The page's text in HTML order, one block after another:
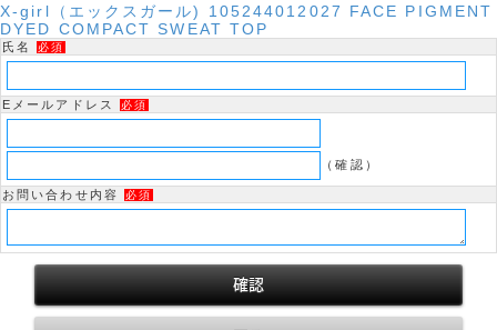
X-girl（エックスガール) 105244012027 FACE PIGMENT
DYED COMPACT SWEAT TOP
氏名 必須
Eメールアドレス 必須
（確認）
お問い合わせ内容 必須